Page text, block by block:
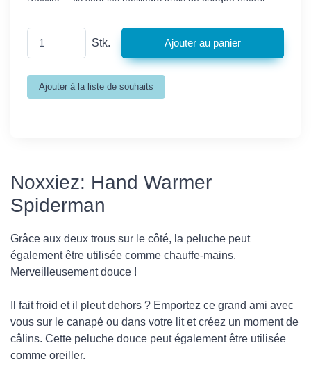
Stk.
Noxxiez: Hand Warmer
Spiderman
Grâce aux deux trous sur le côté, la peluche peut
également être utilisée comme chauffe-mains.
Merveilleusement douce !
Il fait froid et il pleut dehors ? Emportez ce grand ami avec
vous sur le canapé ou dans votre lit et créez un moment de
câlins. Cette peluche douce peut également être utilisée
comme oreiller.